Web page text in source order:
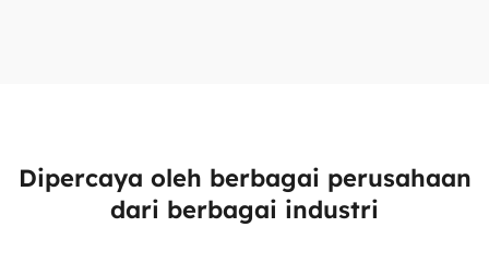
Dipercaya oleh berbagai perusahaan
dari berbagai industri